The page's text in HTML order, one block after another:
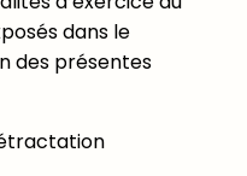
dans le
des présentes